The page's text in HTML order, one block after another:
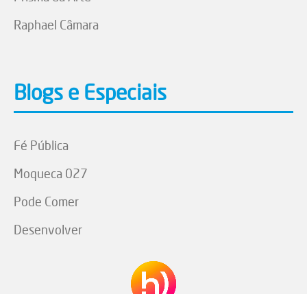
Raphael Câmara
Blogs e Especiais
Fé Pública
Moqueca 027
Pode Comer
Desenvolver